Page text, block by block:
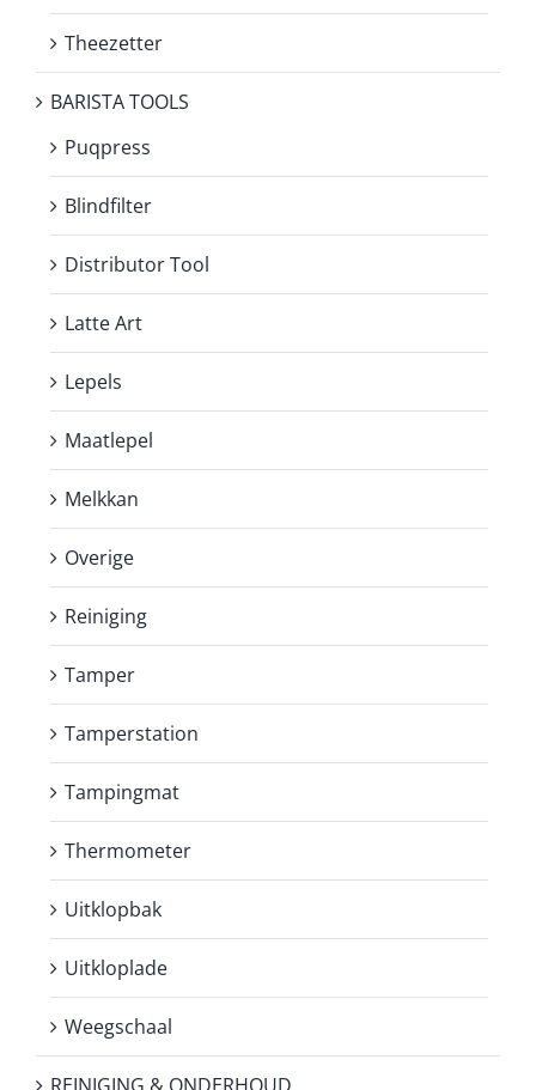
Theezetter
BARISTA TOOLS
Puqpress
Blindfilter
Distributor Tool
Latte Art
Lepels
Maatlepel
Melkkan
Overige
Reiniging
Tamper
Tamperstation
Tampingmat
Thermometer
Uitklopbak
Uitkloplade
Weegschaal